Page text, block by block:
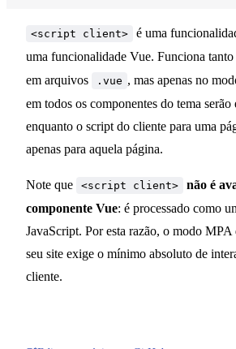
Estendendo o tema padrão
Carregamento de dados no momento
Compatibilidade SSR
Conectando a um CMS
Experimental
<script client>
é uma
uma funcionalidade Vue. Funciona
em arquivos
.vue , mas apenas no
em todos os componentes do tema serão
enquanto o script do cliente para uma
apenas para aquela página.
Note que <script client>
não é
componente Vue: é processado como
JavaScript. Por esta razão, o modo MPA
seu site exige o mínimo absoluto de
cliente.